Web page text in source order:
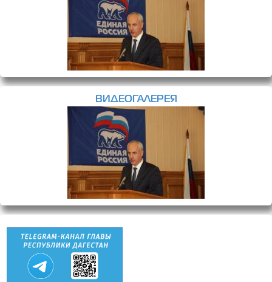
ВИДЕОГАЛЕРЕЯ